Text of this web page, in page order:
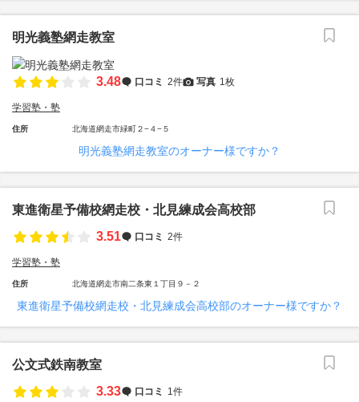
明光義塾網走教室
3.48 口コミ 2件 写真 1枚
学習塾・塾
住所 北海道網走市緑町２−４−５
明光義塾網走教室のオーナー様ですか？
東進衛星予備校網走校・北見練成会高校部
3.51
口コミ 2件
学習塾・塾
住所 北海道網走市南二条東１丁目９－２
東進衛星予備校網走校・北見練成会高校部のオーナー様ですか？
公文式鉄南教室
3.33
口コミ 1件